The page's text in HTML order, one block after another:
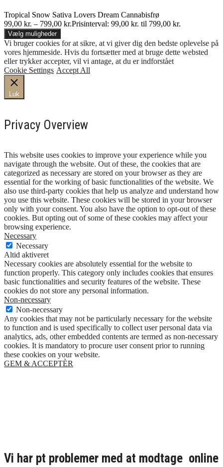
Tropical Snow Sativa Lovers Dream Cannabisfrø
99,00 kr. – 799,00 kr.Prisinterval: 99,00 kr. til 799,00 kr.
Vælg muligheder
Vi bruger cookies for at sikre, at vi giver dig den bedste oplevelse på
vores hjemmeside. Hvis du fortsætter med at bruge dette websted
eller trykker accepter, vil vi antage, at du er indforstået
Cookie Settings Accept All
Luk
Privacy Overview
This website uses cookies to improve your experience while you
navigate through the website. Out of these, the cookies that are
categorized as necessary are stored on your browser as they are
essential for the working of basic functionalities of the website. We
also use third-party cookies that help us analyze and understand how
you use this website. These cookies will be stored in your browser
only with your consent. You also have the option to opt-out of these
cookies. But opting out of some of these cookies may affect your
browsing experience.
Necessary
Necessary
Altid aktiveret
Necessary cookies are absolutely essential for the website to
function properly. This category only includes cookies that ensures
basic functionalities and security features of the website. These
cookies do not store any personal information.
Non-necessary
Non-necessary
Any cookies that may not be particularly necessary for the website
to function and is used specifically to collect user personal data via
analytics, ads, other embedded contents are termed as non-necessary
cookies. It is mandatory to procure user consent prior to running
these cookies on your website.
GEM & ACCEPTÈR
Vi har pt problemer med at modtage online